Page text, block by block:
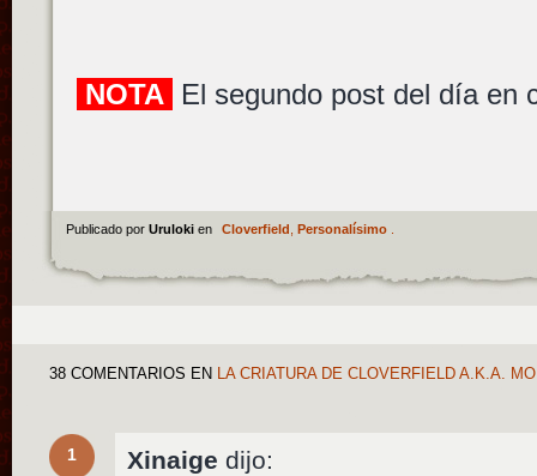
NOTA El segundo post del día en
Publicado por Uruloki en Cloverfield Personalísimo.
38 COMENTARIOS EN LA CRIATURA DE CLOVERFIELD A.K.A.
1 Xinaige dijo: